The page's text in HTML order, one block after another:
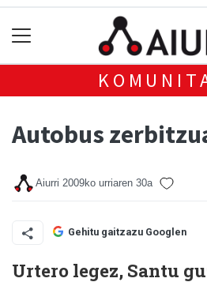
Autobus
Aiurri 2009ko urriaren 30a
Gehitu gaitzazu Googlen
Urtero legez, Santu